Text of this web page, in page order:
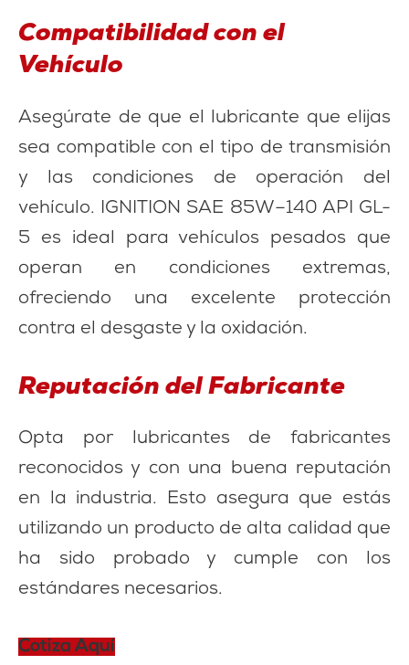
Compatibilidad con el
Vehículo
Asegúrate de que el lubricante que elijas
sea compatible con el tipo de transmisión
y las condiciones de operación del
vehículo. IGNITION SAE 85W–140 API GL-
5 es ideal para vehículos pesados que
operan en condiciones extremas,
ofreciendo una excelente protección
contra el desgaste y la oxidación.
Reputación del Fabricante
Opta por lubricantes de fabricantes
reconocidos y con una buena reputación
en la industria. Esto asegura que estás
utilizando un producto de alta calidad que
ha sido probado y cumple con los
estándares necesarios.
Cotiza Aquí